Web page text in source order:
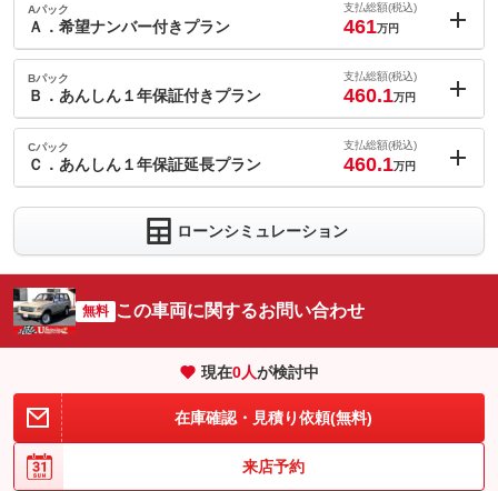
Aパック
Ａ．希望ナンバー付きプラン
支払総額(税込)
461万円
内：オプシ
ョン価格
(税込)
車両本体価
459万円
備考
保証 基本支払総額と同じ
保証項目 -
修理回数・
上限金額
免責金
Bパック
Ｂ．あんしん１年保証付きプラン
支払総額(税込)
460.1万円
内：オプシ
ョン価格
(税込)
車両本体価
パック内容
ど作業員が現地に駆けつけサポートします。夜間や遠方へのおで
かけも安心です。
しくは、スタッフまでお尋ね下さい。
Cパック
Ｃ．あんしん１年保証延長プラン
支払総額(税込)
460.1万円
0.1 万円
車両本体価
格
毎年の更新手続き時に、プランの変更も承ります。長期間、充実
の保証を受ける事が出来ます。あんしんのカーライフをお楽しみ
頂けます！
ローンシミュレーション
無料 この車両に関するお問い合わせ
現在0人が検討中
在庫確認・見積り依頼(無料)
来店予約